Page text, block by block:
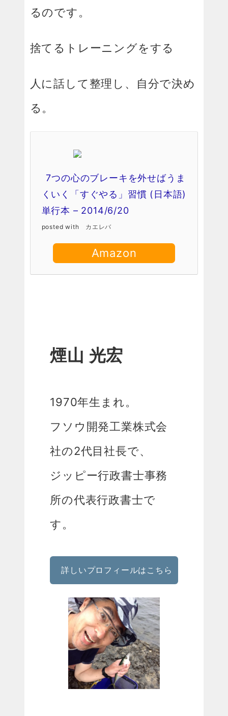
るのです。
捨てるトレーニングをする
人に話して整理し、自分で決め
る。
7つの心のブレーキを外せばうま
くいく「すぐやる」習慣 (日本語)
単行本 – 2014/6/20
posted with カエレバ
Amazon
煙山 光宏
1970年生まれ。
フソウ開発工業株式会
社の2代目社長で、
ジッピー行政書士事務
所の代表行政書士で
す。
詳しいプロフィールはこちら